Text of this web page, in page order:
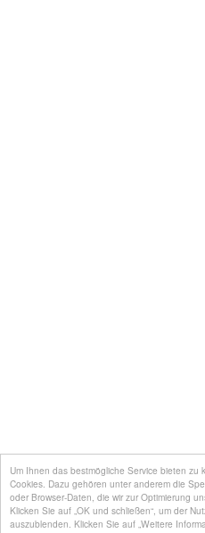
Um Ihnen das bestmögliche Service bieten zu
Cookies. Dazu gehören unter anderem die
oder Browser-Daten, die wir zur Optimierung
Klicken Sie auf „OK und schließen“, um der
auszublenden. Klicken Sie auf „Weitere